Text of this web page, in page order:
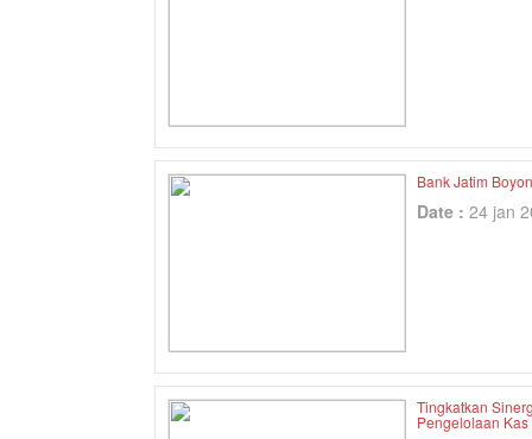
Bank Jatim
Date : 24 jan
Tingkatkan
Pengelolaan